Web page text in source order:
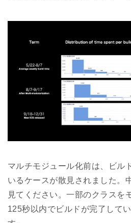
マルチモジュール化前は、ビル
いるケースが散見されました。
見てください。一部のクラスを
125秒以内でビルドが完了して